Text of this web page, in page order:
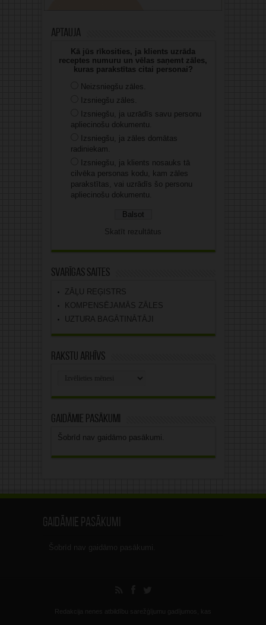
Aptauja
Kā jūs rīkosities, ja klients uzrāda
receptes numuru un vēlas saņemt zāles,
kuras parakstītas citai personai?
Neizsniegšu zāles.
Izsniegšu zāles.
Izsniegšu, ja uzrādīs savu personu
apliecinošu dokumentu.
Izsniegšu, ja zāles domātas
radiniekam.
Izsniegšu, ja klients nosauks tā
cilvēka personas kodu, kam zāles
parakstītas, vai uzrādīs šo personu
apliecinošu dokumentu.
Skatīt rezultātus
Svarīgas saites
ZĀĻU REĢISTRS
KOMPENSĒJAMĀS ZĀLES
UZTURA BAGĀTINĀTĀJI
Rakstu arhīvs
Gaidāmie pasākumi
Šobrīd nav gaidāmo pasākumi.
Gaidāmie pasākumi
Šobrīd nav gaidāmo pasākumi.